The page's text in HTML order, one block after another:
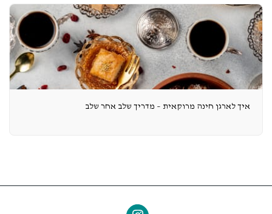
איך לארגן חינה מרוקאית – מדריך שלב אחר שלב